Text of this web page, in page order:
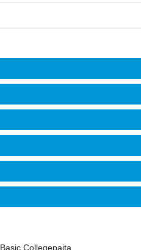
Basic Collegepaita